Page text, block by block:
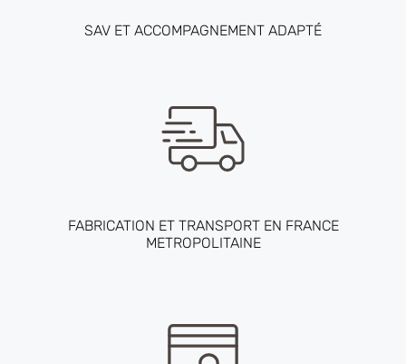
SAV ET ACCOMPAGNEMENT ADAPTÉ
FABRICATION ET TRANSPORT EN FRANCE
METROPOLITAINE